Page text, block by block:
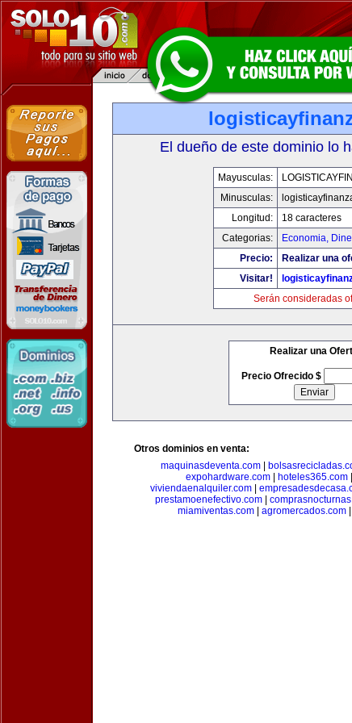
El dueño de este dominio lo
Mayusculas:
Minusculas:
Longitud:
18 caracteres
Categorias:
Economia,
Precio:
Realizar una
Visitar!
Serán consideradas
Realizar una
Precio Ofrecido $
Otros dominios en venta:
maquinasdeventa.com
expohardware.com| hoteles365.com|
viviendaenalquiler.com|
prestamoenefectivo.com
miamiventas.com
agromercados.com